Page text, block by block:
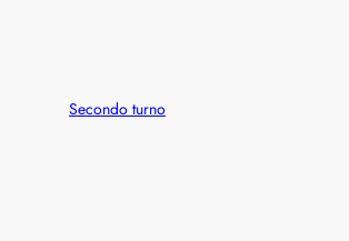
Secondo turno